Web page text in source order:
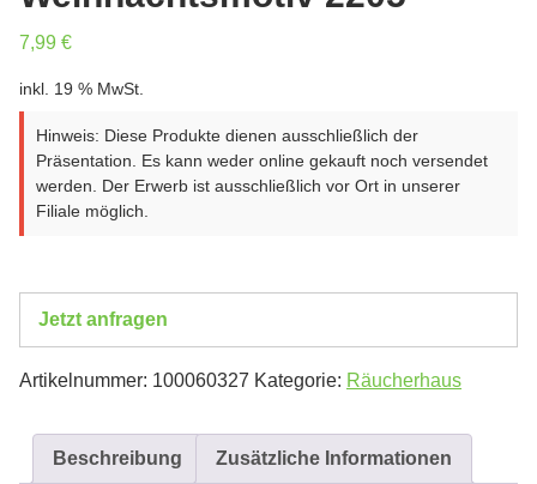
7,99 €
inkl. 19 % MwSt.
Hinweis: Diese Produkte dienen ausschließlich der
Präsentation. Es kann weder online gekauft noch versendet
werden. Der Erwerb ist ausschließlich vor Ort in unserer
Filiale möglich.
Jetzt anfragen
Artikelnummer: 100060327 Kategorie: Räucherhaus
Beschreibung Zusätzliche Informationen